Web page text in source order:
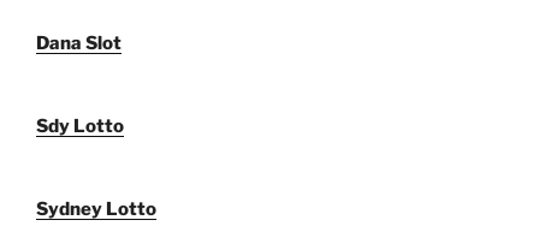
Dana Slot
Sdy Lotto
Sydney Lotto